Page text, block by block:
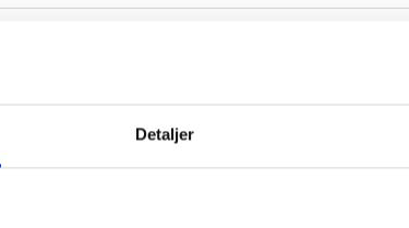
Detaljer